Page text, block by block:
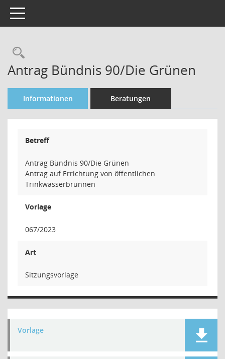
Toggle navigation
Rechercheauswahl
Antrag Bündnis 90/Die Grünen
Informationen Beratungen
Betreff
Antrag Bündnis 90/Die Grünen
Antrag auf Errichtung von öffentlichen
Trinkwasserbrunnen
Vorlage
067/2023
Art
Sitzungsvorlage
Vorlage